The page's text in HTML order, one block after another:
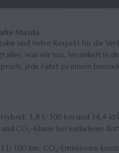
Mazda
und tiefen Respekt für die
was wir tun. Verankert in
jede Fahrt zu einem
3,8 l/100 km und 14,4
CO₂-Klasse bei entladener
l/100 km. CO₂-Emissionen